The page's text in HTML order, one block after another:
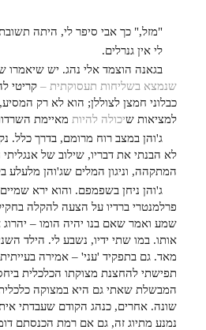
"מזל," כך אבי סיפר לי, היתה תשובת
לי אין גנרלים.
בגאנה הוצמד אלי נהג. יש
שנמצא בשליחות תעסוקתית – קריטי
כבלוני חמצן לצוללן; הוא לא רק
למציאות שיכולה להיות מאיימת
ג'והן במצב רוח מרומם, בדרך כלל.
לא הבנתי את דבריו, שילוב של
המתקהה, וניגון המלים שג'והן מלעלע
ג'והן ניחן בשפמפם. והוא ירא
פרלמנטרי ברדיו על הצעה להקלה
שמע ואמר שאם בנו יהיה הומו – יהרוג
אותו. במו שתי ידיו, נשבע לי. הילד
מאד. גם בתפקיד 'עני' – אמירה
תפישתי להחצנת מצוקתו הכלכלית
המבשלת שאתי גם היא במצוקה
שונה. אחרים, כנהג הקודם שעבדתי
נמנע מתיוג זה, גם אם רמת הכנסתם